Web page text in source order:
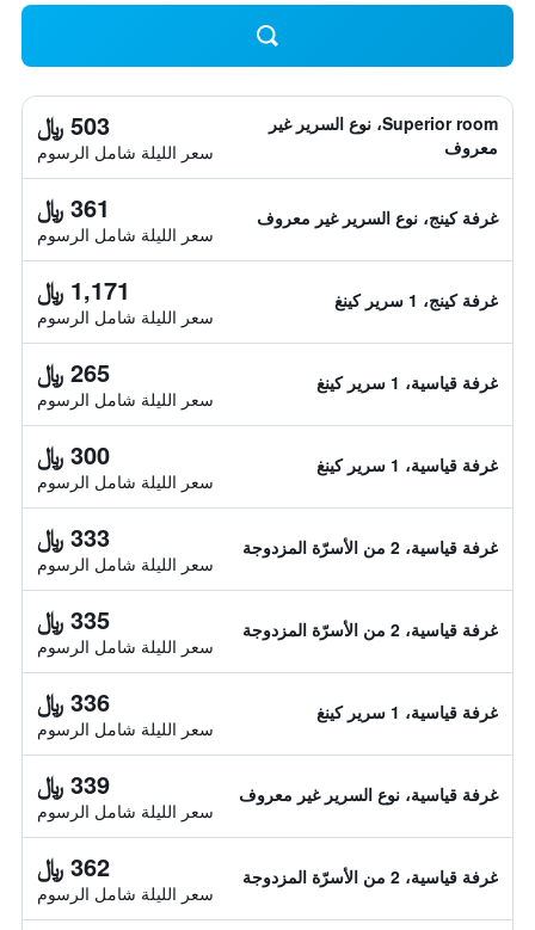
Superior room، نوع السرير غير
معروف
503 ﷼
سعر الليلة شامل الرسوم
غرفة كينج، نوع السرير غير معروف 361 ﷼
سعر الليلة شامل الرسوم
غرفة كينج، 1 سرير كينغ 1,171 ﷼
سعر الليلة شامل الرسوم
غرفة قياسية، 1 سرير كينغ 265 ﷼
سعر الليلة شامل الرسوم
غرفة قياسية، 1 سرير كينغ 300 ﷼
سعر الليلة شامل الرسوم
غرفة قياسية، 2 من الأسرّة المزدوجة 333 ﷼
سعر الليلة شامل الرسوم
غرفة قياسية، 2 من الأسرّة المزدوجة 335 ﷼
سعر الليلة شامل الرسوم
غرفة قياسية، 1 سرير كينغ 336 ﷼
سعر الليلة شامل الرسوم
غرفة قياسية، نوع السرير غير معروف 339 ﷼
سعر الليلة شامل الرسوم
غرفة قياسية، 2 من الأسرّة المزدوجة 362 ﷼
سعر الليلة شامل الرسوم